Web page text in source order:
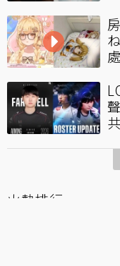
火熱排行